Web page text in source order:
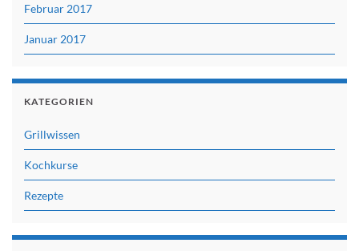
Februar 2017
Januar 2017
KATEGORIEN
Grillwissen
Kochkurse
Rezepte